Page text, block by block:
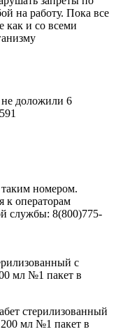
на работу. Пока все
как и со всеми
доложили 6
номером.
к операторам
службы: 8(800)775-
с
мл №1 пакет в
стерилизованный
мл №1 пакет в